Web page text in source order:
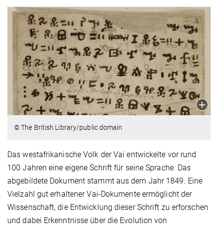
© The British Library/public domain
Das westafrikanische Volk der Vai entwickelte vor rund
100 Jahren eine eigene Schrift für seine Sprache. Das
abgebildete Dokument stammt aus dem Jahr 1849. Eine
Vielzahl gut erhaltener Vai-Dokumente ermöglicht der
Wissenschaft, die Entwicklung dieser Schrift zu erforschen
und dabei Erkenntnisse über die Evolution von